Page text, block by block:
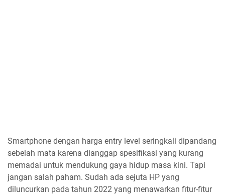
Smartphone dengan harga entry level seringkali dipandang
sebelah mata karena dianggap spesifikasi yang kurang
memadai untuk mendukung gaya hidup masa kini. Tapi
jangan salah paham. Sudah ada sejuta HP yang
diluncurkan pada tahun 2022 yang menawarkan fitur-fitur